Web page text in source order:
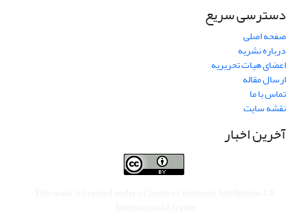
دسترسی سریع
صفحه اصلی
درباره نشریه
اعضای هیات تحریریه
ارسال مقاله
تماس با ما
نقشه سایت
آخرین اخبار